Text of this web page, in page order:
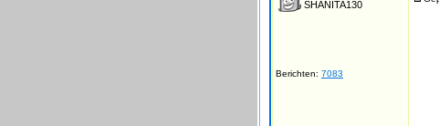
SHANITA130
Berichten: 7083